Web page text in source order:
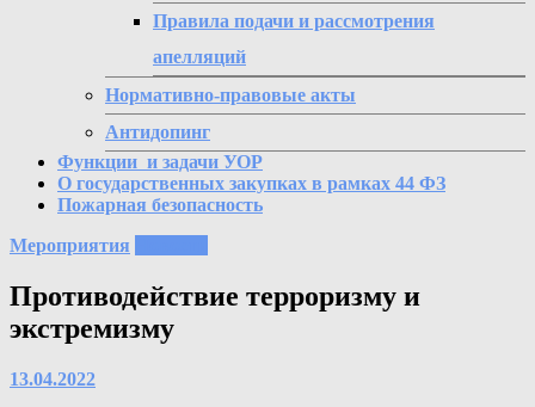
Правила подачи и рассмотрения
апелляций
Нормативно-правовые акты
Антидопинг
Функции и задачи УОР
О государственных закупках в рамках 44 ФЗ
Пожарная безопасность
Мероприятия
Противодействие терроризму и
экстремизму
13.04.2022